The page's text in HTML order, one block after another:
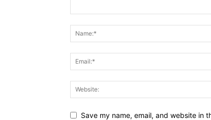
Save my name, email, and website in